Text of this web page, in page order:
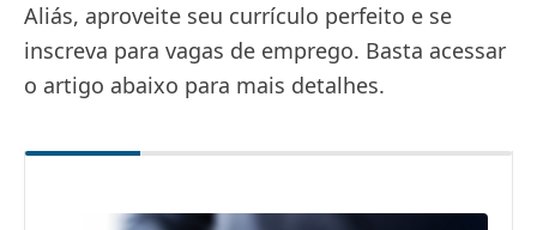
Aliás, aproveite seu currículo perfeito e se
inscreva para vagas de emprego. Basta acessar
o artigo abaixo para mais detalhes.